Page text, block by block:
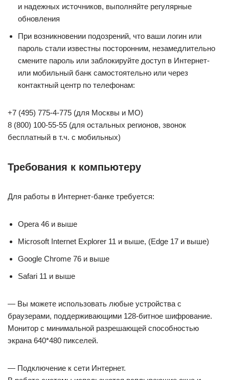
и надежных источников, выполняйте регулярные
обновления
При возникновении подозрений, что ваши логин или
пароль стали известны посторонним, незамедлительно
смените пароль или заблокируйте доступ в Интернет-
или мобильный банк самостоятельно или через
контактный центр по телефонам:
+7 (495) 775-4-775 (для Москвы и МО)
8 (800) 100-55-55 (для остальных регионов, звонок
бесплатный в т.ч. с мобильных)
Требования к компьютеру
Для работы в Интернет-банке требуется:
Opera 46 и выше
Microsoft Internet Explorer 11 и выше, (Edge 17 и выше)
Google Chrome 76 и выше
Safari 11 и выше
— Вы можете использовать любые устройства с
браузерами, поддерживающими 128-битное шифрование.
Монитор с минимальной разрешающей способностью
экрана 640*480 пикселей.
— Подключение к сети Интернет.